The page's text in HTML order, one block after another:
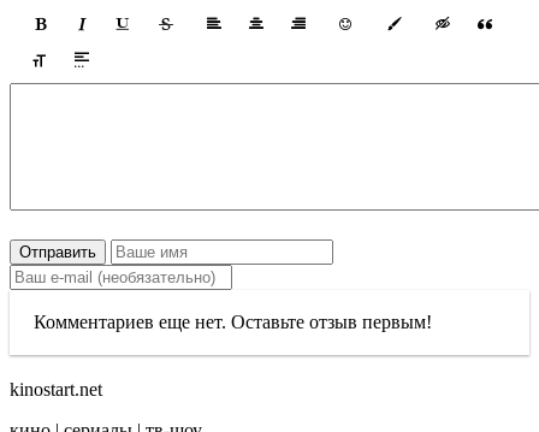
Отправить
Комментариев еще нет. Оставьте отзыв первым!
kinostart.net